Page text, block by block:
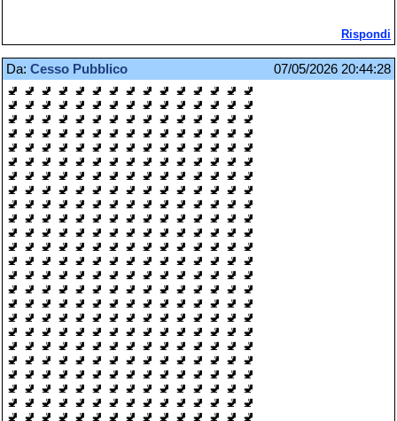
Rispondi
Da: Cesso Pubblico
07/05/2026 20:44:28
🚽 🚽 🚽 🚽 🚽 🚽 🚽 🚽 🚽 🚽 🚽 🚽 🚽 🚽 🚽
🚽 🚽 🚽 🚽 🚽 🚽 🚽 🚽 🚽 🚽 🚽 🚽 🚽 🚽 🚽
🚽 🚽 🚽 🚽 🚽 🚽 🚽 🚽 🚽 🚽 🚽 🚽 🚽 🚽 🚽
🚽 🚽 🚽 🚽 🚽 🚽 🚽 🚽 🚽 🚽 🚽 🚽 🚽 🚽 🚽
🚽 🚽 🚽 🚽 🚽 🚽 🚽 🚽 🚽 🚽 🚽 🚽 🚽 🚽 🚽
🚽 🚽 🚽 🚽 🚽 🚽 🚽 🚽 🚽 🚽 🚽 🚽 🚽 🚽 🚽
🚽 🚽 🚽 🚽 🚽 🚽 🚽 🚽 🚽 🚽 🚽 🚽 🚽 🚽 🚽
🚽 🚽 🚽 🚽 🚽 🚽 🚽 🚽 🚽 🚽 🚽 🚽 🚽 🚽 🚽
🚽 🚽 🚽 🚽 🚽 🚽 🚽 🚽 🚽 🚽 🚽 🚽 🚽 🚽 🚽
🚽 🚽 🚽 🚽 🚽 🚽 🚽 🚽 🚽 🚽 🚽 🚽 🚽 🚽 🚽
🚽 🚽 🚽 🚽 🚽 🚽 🚽 🚽 🚽 🚽 🚽 🚽 🚽 🚽 🚽
🚽 🚽 🚽 🚽 🚽 🚽 🚽 🚽 🚽 🚽 🚽 🚽 🚽 🚽 🚽
🚽 🚽 🚽 🚽 🚽 🚽 🚽 🚽 🚽 🚽 🚽 🚽 🚽 🚽 🚽
🚽 🚽 🚽 🚽 🚽 🚽 🚽 🚽 🚽 🚽 🚽 🚽 🚽 🚽 🚽
🚽 🚽 🚽 🚽 🚽 🚽 🚽 🚽 🚽 🚽 🚽 🚽 🚽 🚽 🚽
🚽 🚽 🚽 🚽 🚽 🚽 🚽 🚽 🚽 🚽 🚽 🚽 🚽 🚽 🚽
🚽 🚽 🚽 🚽 🚽 🚽 🚽 🚽 🚽 🚽 🚽 🚽 🚽 🚽 🚽
🚽 🚽 🚽 🚽 🚽 🚽 🚽 🚽 🚽 🚽 🚽 🚽 🚽 🚽 🚽
🚽 🚽 🚽 🚽 🚽 🚽 🚽 🚽 🚽 🚽 🚽 🚽 🚽 🚽 🚽
🚽 🚽 🚽 🚽 🚽 🚽 🚽 🚽 🚽 🚽 🚽 🚽 🚽 🚽 🚽
🚽 🚽 🚽 🚽 🚽 🚽 🚽 🚽 🚽 🚽 🚽 🚽 🚽 🚽 🚽
🚽 🚽 🚽 🚽 🚽 🚽 🚽 🚽 🚽 🚽 🚽 🚽 🚽 🚽 🚽
🚽 🚽 🚽 🚽 🚽 🚽 🚽 🚽 🚽 🚽 🚽 🚽 🚽 🚽 🚽
🚽 🚽 🚽 🚽 🚽 🚽 🚽 🚽 🚽 🚽 🚽 🚽 🚽 🚽 🚽